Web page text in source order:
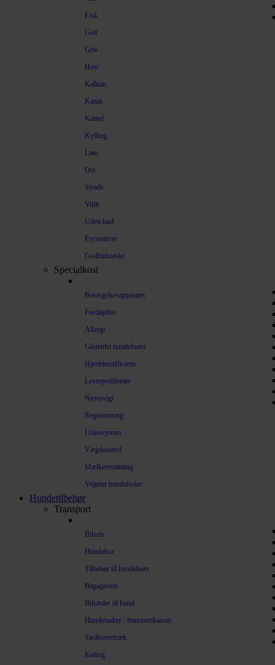
Fisk
Ged
Gris
Hest
Kalkun
Kanin
Kamel
Kylling
Lam
Ost
Struds
Vildt
Uden kød
Frysetørret
Godbidstaske
Specialkost
Bevægelsesapparatet
Fordøjelse
Allergi
Glutenfri hundefoder
Hjerteinsufficiens
Leverproblemer
Nyresvigt
Regenerering
Urinvejssten
Vægtkontrol
Mælkeerstatning
Vegetar hundefoder
Hundetilbehør
Transport
Bilsele
Hundebur
Tilbehør til hundebure
Bagagerum
Bilsæder til hund
Hundetasker / transportkasser
Sædeovertræk
Køling